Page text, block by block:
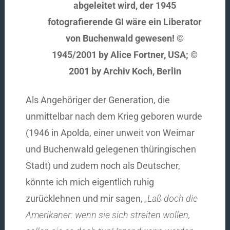
abgeleitet wird, der 1945
fotografierende GI wäre ein Liberator
von Buchenwald gewesen! ©
1945/2001 by Alice Fortner, USA; ©
2001 by Archiv Koch, Berlin
Als Angehöriger der Generation, die
unmittelbar nach dem Krieg geboren wurde
(1946 in Apolda, einer unweit von Weimar
und Buchenwald gelegenen thüringischen
Stadt) und zudem noch als Deutscher,
könnte ich mich eigentlich ruhig
zurücklehnen und mir sagen, „Laß doch die
Amerikaner: wenn sie sich streiten wollen,